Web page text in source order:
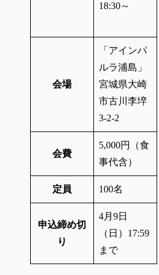
18:30～
会場
「アインパ
ルラ浦島」
宮城県大崎
市古川李埣
3-2-2
会費
5,000円（食
事代含）
定員 100名
申込締め切
り
4月9日
（日）17:59
まで